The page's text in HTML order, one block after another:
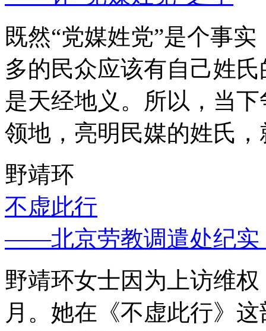
既然“党媒姓党”是个事
多的民众应该有自己姓
是天经地义。所以，当
领地，亮明民媒的姓氏
野靖环
不虚此行
——北京劳教调遣处纪实
野靖环女士因为上访维
月。她在《不虚此行》